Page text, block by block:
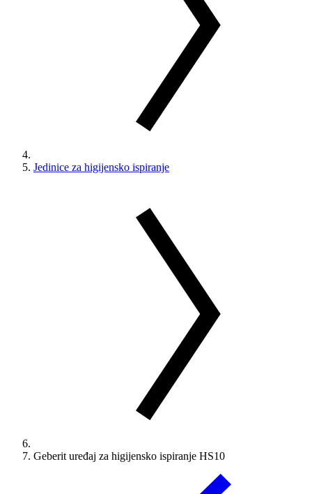
Jedinice za higijensko ispiranje
Geberit uređaj za higijensko ispiranje HS10